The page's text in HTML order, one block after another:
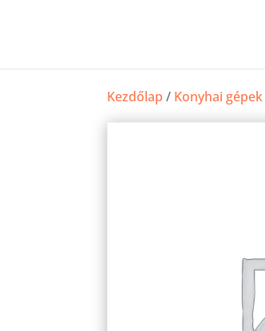
Kezdőlap / Konyhai gépek